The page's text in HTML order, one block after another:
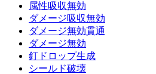
属性吸収無効
ダメージ吸収無効
ダメージ無効貫通
ダメージ無効
釘ドロップ生成
シールド破壊